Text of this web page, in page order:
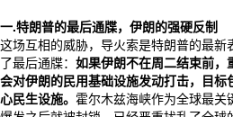
一.特朗普的最后通牒，伊朗的强硬反制
这场互相的威胁，导火索是特朗普的最
了最后通牒： 如果伊朗不在周二结束前
会对伊朗的民用基础设施发动打击，目
心民生设施。 霍尔木兹海峡作为全球最